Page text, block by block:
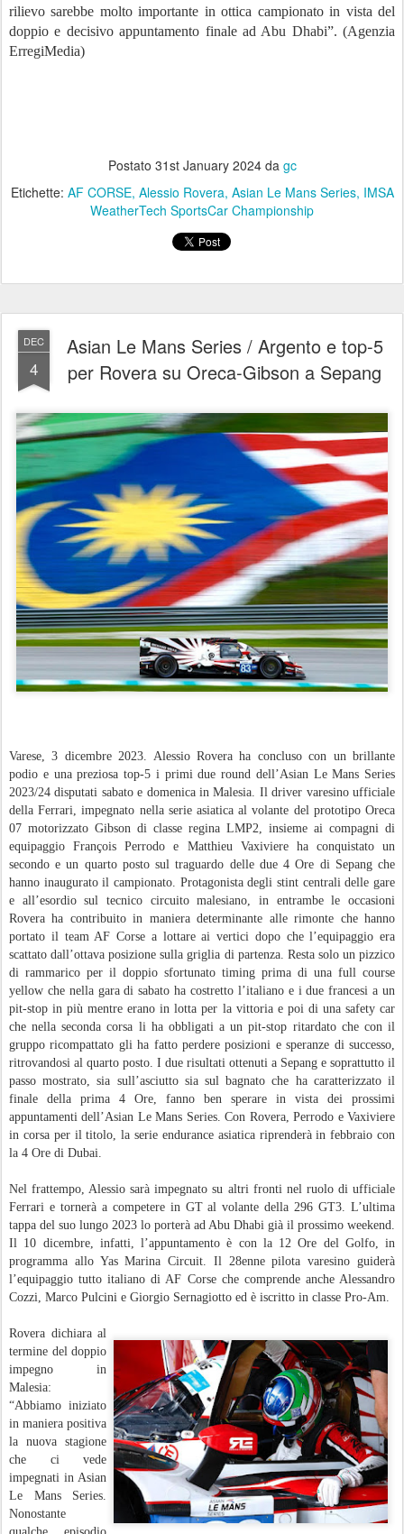
rilievo sarebbe molto importante in ottica campionato in vista del
doppio e decisivo appuntamento finale ad Abu Dhabi”. (Agenzia
ErregiMedia)
Postato 31st January 2024da gc
Etichette: AF CORSE Alessio Rovera Asian Le Mans Series IMSA
WeatherTech SportsCar Championship
DEC
4
Asian Le Mans Series / Argento e top-5
per Rovera su Oreca-Gibson a Sepang
Varese, 3 dicembre 2023. Alessio Rovera ha concluso con un brillante
podio e una preziosa top-5 i primi due round dell’Asian Le Mans Series
2023/24 disputati sabato e domenica in Malesia. Il driver varesino ufficiale
della Ferrari, impegnato nella serie asiatica al volante del prototipo Oreca
07 motorizzato Gibson di classe regina LMP2, insieme ai compagni di
equipaggio François Perrodo e Matthieu Vaxiviere ha conquistato un
secondo e un quarto posto sul traguardo delle due 4 Ore di Sepang che
hanno inaugurato il campionato. Protagonista degli stint centrali delle gare
e all’esordio sul tecnico circuito malesiano, in entrambe le occasioni
Rovera ha contribuito in maniera determinante alle rimonte che hanno
portato il team AF Corse a lottare ai vertici dopo che l’equipaggio era
scattato dall’ottava posizione sulla griglia di partenza. Resta solo un pizzico
di rammarico per il doppio sfortunato timing prima di una full course
yellow che nella gara di sabato ha costretto l’italiano e i due francesi a un
pit-stop in più mentre erano in lotta per la vittoria e poi di una safety car
che nella seconda corsa li ha obbligati a un pit-stop ritardato che con il
gruppo ricompattato gli ha fatto perdere posizioni e speranze di successo,
ritrovandosi al quarto posto. I due risultati ottenuti a Sepang e soprattutto il
passo mostrato, sia sull’asciutto sia sul bagnato che ha caratterizzato il
finale della prima 4 Ore, fanno ben sperare in vista dei prossimi
appuntamenti dell’Asian Le Mans Series. Con Rovera, Perrodo e Vaxiviere
in corsa per il titolo, la serie endurance asiatica riprenderà in febbraio con
la 4 Ore di Dubai.
Nel frattempo, Alessio sarà impegnato su altri fronti nel ruolo di ufficiale
Ferrari e tornerà a competere in GT al volante della 296 GT3. L’ultima
tappa del suo lungo 2023 lo porterà ad Abu Dhabi già il prossimo weekend.
Il 10 dicembre, infatti, l’appuntamento è con la 12 Ore del Golfo, in
programma allo Yas Marina Circuit. Il 28enne pilota varesino guiderà
l’equipaggio tutto italiano di AF Corse che comprende anche Alessandro
Cozzi, Marco Pulcini e Giorgio Sernagiotto ed è iscritto in classe Pro-Am.
Rovera dichiara al
termine del doppio
impegno in
Malesia:
“Abbiamo iniziato
in maniera positiva
la nuova stagione
che ci vede
impegnati in Asian
Le Mans Series.
Nonostante